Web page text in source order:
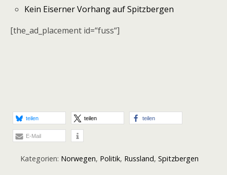
Kein Eiserner Vorhang auf Spitzbergen
[the_ad_placement id=“fuss“]
teilen teilen teilen
E-Mail
Kategorien: Norwegen, Politik, Russland, Spitzbergen